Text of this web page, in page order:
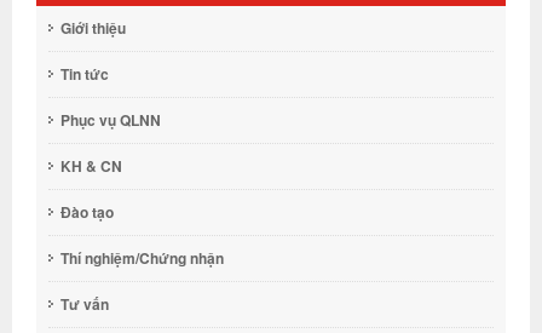
Giới thiệu
Tin tức
Phục vụ QLNN
KH & CN
Đào tạo
Thí nghiệm/Chứng nhận
Tư vấn